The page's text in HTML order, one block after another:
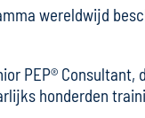
wereldwijd
PEP®
honderden